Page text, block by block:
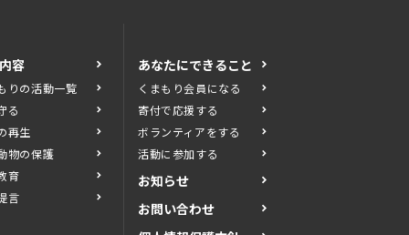
容
りの活動一覧
る
再生
物の保護
育
言
あなたにできること
くまもり会員になる
寄付で応援する
ボランティアをする
活動に参加する
お知らせ
お問い合わせ